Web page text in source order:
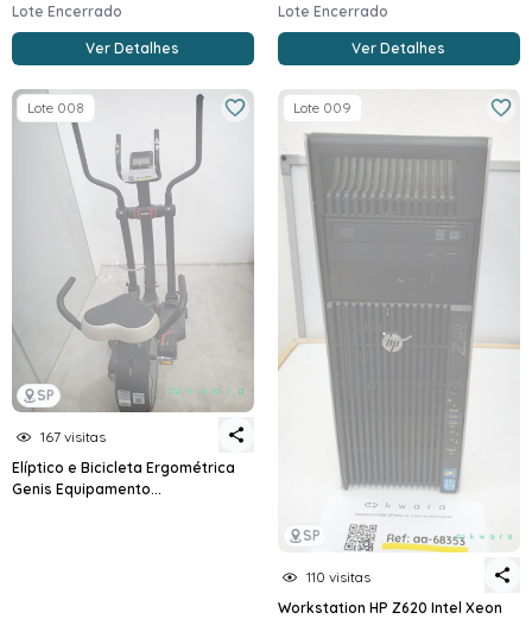
Lote Encerrado
Ver Detalhes
Lote Encerrado
Ver Detalhes
SP
Lote 008
167 visitas
Elíptico e Bicicleta Ergométrica
Genis Equipamento...
SP
Lote 009
110 visitas
Workstation HP Z620 Intel Xeon